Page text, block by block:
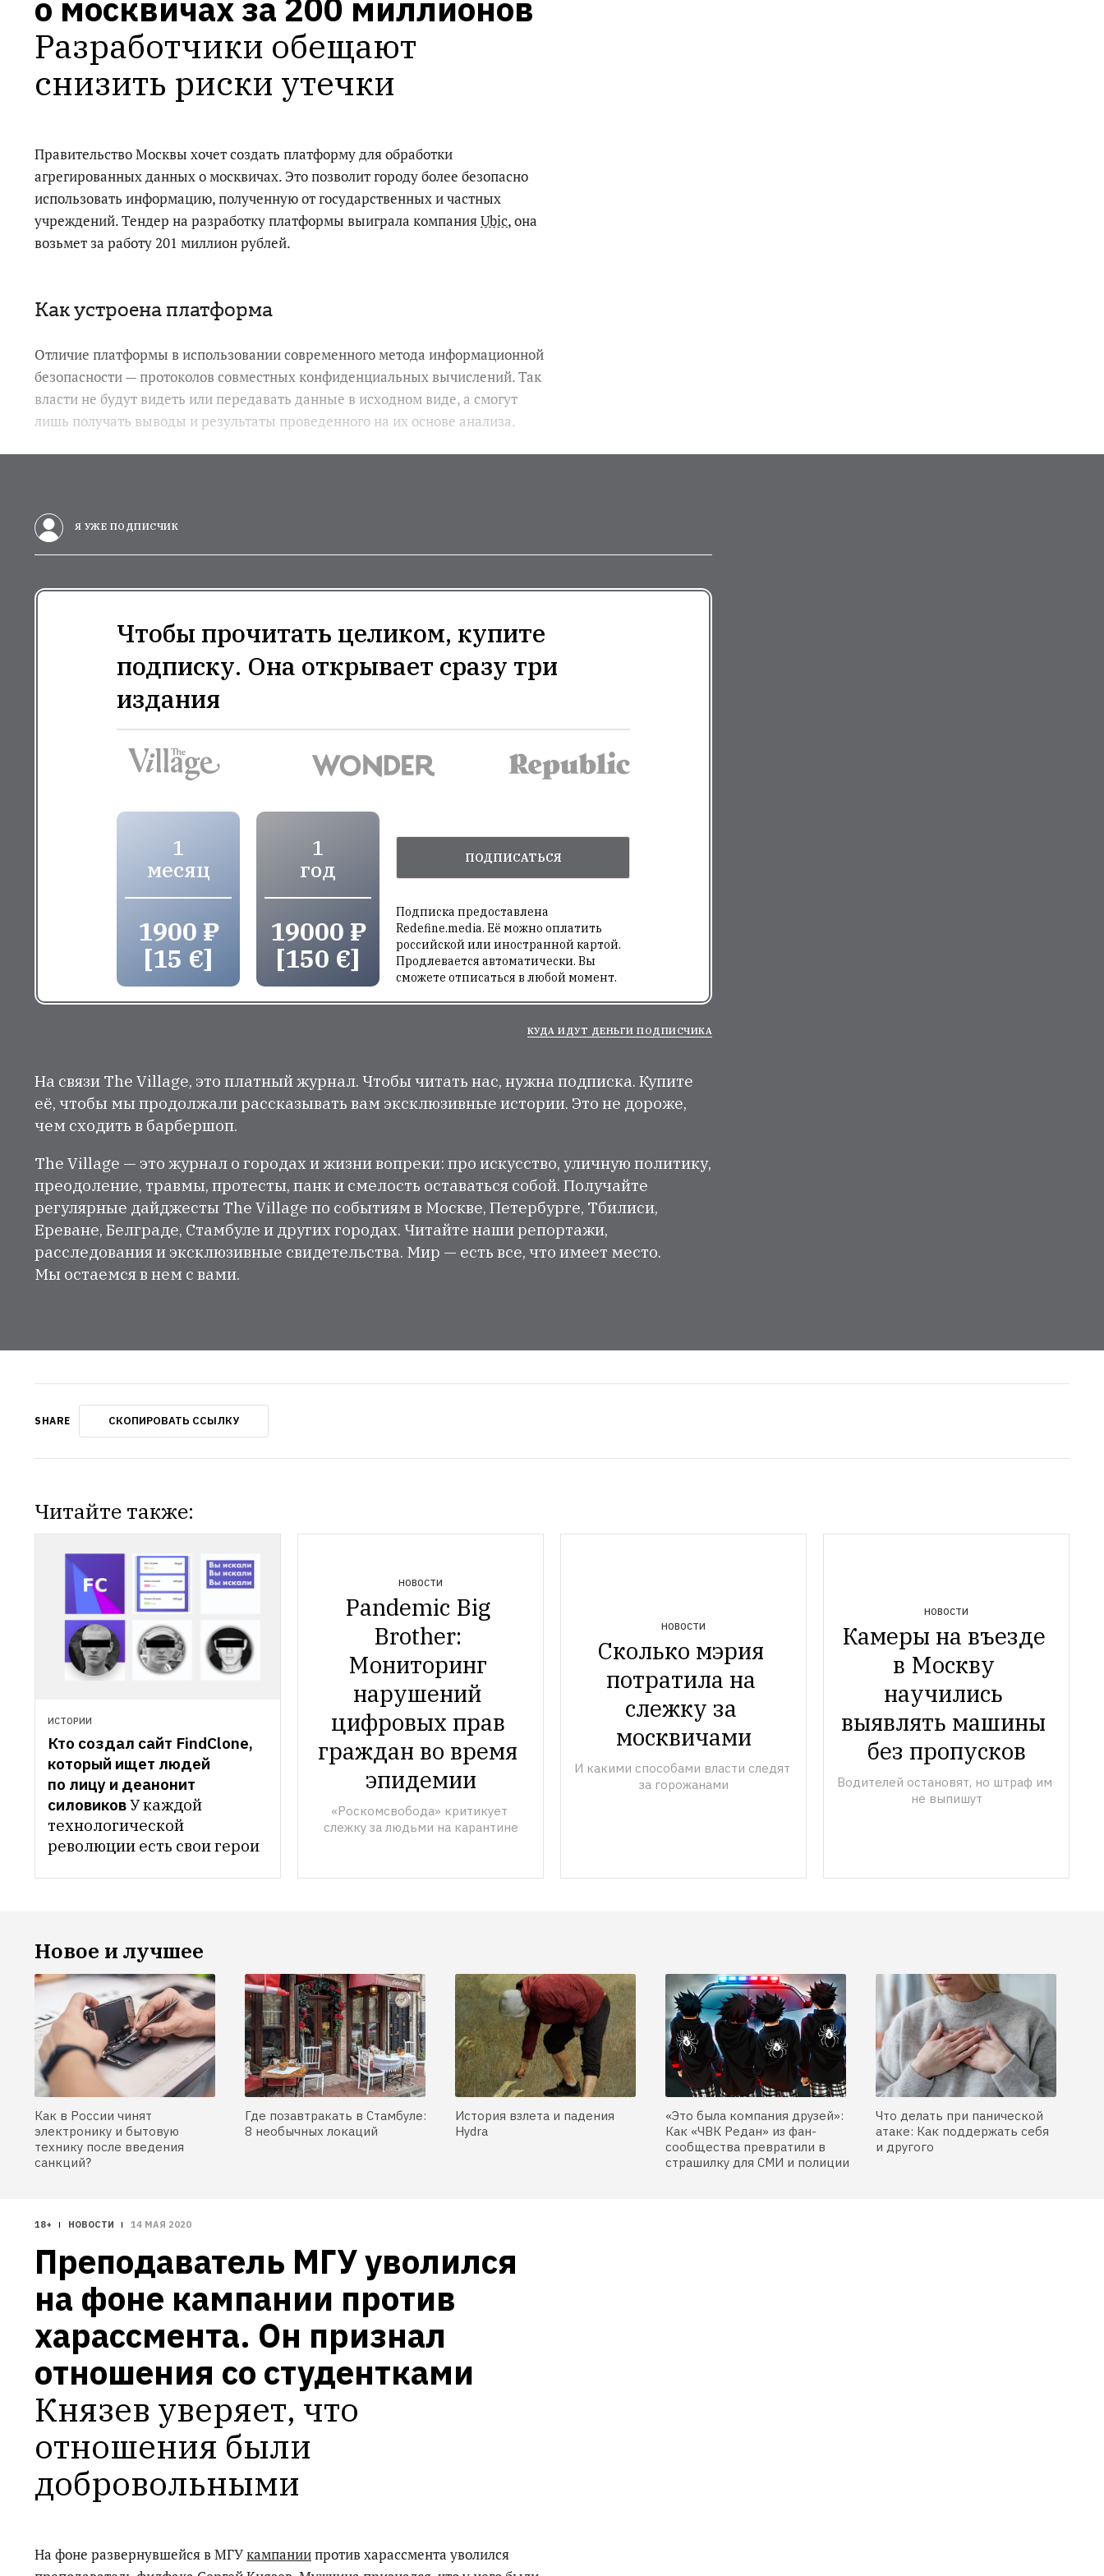
о москвичах за 200 миллионов
Разработчики обещают
снизить риски утечки
Правительство Москвы хочет создать платформу для обработки
агрегированных данных о москвичах. Это позволит городу более безопасно
использовать информацию, полученную от государственных и частных
учреждений. Тендер на разработку платформы выиграла компанияUbic, она
возьмет за работу 201 миллион рублей.
Как устроена платформа
Отличие платформы в использовании современного метода информационной
безопасности — протоколов совместных конфиденциальных вычислений. Так
власти не будут видеть или передавать данные в исходном виде, а смогут
лишь получать выводы и результаты проведенного на их основе анализа.
Я УЖЕ ПОДПИСЧИК
Чтобы прочитать целиком, купите
подписку. Она открывает сразу три
издания
1
месяц
1900 ₽
[15 €]
1
год
19000 ₽
[150 €]
ПОДПИСАТЬСЯ
Подписка предоставлена
Redefine.media. Её можно оплатить
российской или иностранной картой.
Продлевается автоматически. Вы
сможете отписаться в любой момент.
КУДА ИДУТ ДЕНЬГИ ПОДПИСЧИКА
На связи The Village, это платный журнал. Чтобы читать нас, нужна подписка. Купите
её, чтобы мы продолжали рассказывать вам эксклюзивные истории. Это не дороже,
чем сходить в барбершоп.
The Village — это журнал о городах и жизни вопреки: про искусство, уличную политику,
преодоление, травмы, протесты, панк и смелость оставаться собой. Получайте
регулярные дайджесты The Village по событиям в Москве, Петербурге, Тбилиси,
Ереване, Белграде, Стамбуле и других городах. Читайте наши репортажи,
расследования и эксклюзивные свидетельства. Мир — есть все, что имеет место.
Мы остаемся в нем с вами.
SHARE СКОПИРОВАТЬ ССЫЛКУ
Читайте также:
ИСТОРИИ
Кто создал сайт FindClone,
который ищет людей
по лицу и деанонит
силовиковУ каждой
технологической
революции есть свои герои
НОВОСТИ
Pandemic Big
Brother:
Мониторинг
нарушений
цифровых прав
граждан во время
эпидемии
«Роскомсвобода» критикует
слежку за людьми на карантине
НОВОСТИ
Сколько мэрия
потратила на
слежку за
москвичами
И какими способами власти следят
за горожанами
НОВОСТИ
Камеры на въезде
в Москву
научились
выявлять машины
без пропусков
Водителей остановят, но штраф им
не выпишут
Новое и лучшее
Как в России чинят
электронику и бытовую
технику после введения
санкций?
Где позавтракать в Стамбуле:
8 необычных локаций
История взлета и падения
Hydra
«Это была компания друзей»:
Как «ЧВК Редан» из фан-
сообщества превратили в
страшилку для СМИ и полиции
Что делать при панической
атаке: Как поддержать себя
и другого
18+ НОВОСТИ 14 МАЯ 2020
Преподаватель МГУ уволился
на фоне кампании против
харассмента. Он признал
отношения со студентками
Князев уверяет, что
отношения были
добровольными
На фоне развернувшейся в МГУкампаниипротив харассмента уволился